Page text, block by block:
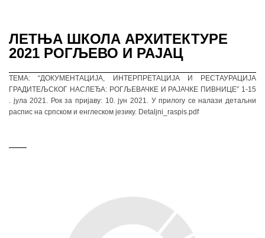
ЛЕТЊА ШКОЛА АРХИТЕКТУРЕ
2021 РОГЉЕВО И РАЈАЦ
ТЕМА: “ДОКУМЕНТАЦИЈА, ИНТЕРПРЕТАЦИЈА И РЕСТАУРАЦИЈА
ГРАДИТЕЉСКОГ НАСЛЕЂА: РОГЉЕВАЧКЕ И РАЈАЧКЕ ПИВНИЦЕ” 1-15
. јула 2021. Рок за пријаву: 10. јун 2021. У прилогу се налази детаљни
распис на српском и енглеском језику. Detaljni_raspis.pdf